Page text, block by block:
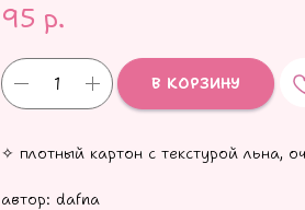
95 р.
В КОРЗИНУ
✧ плотный картон с текстурой льна,
автор: dafna